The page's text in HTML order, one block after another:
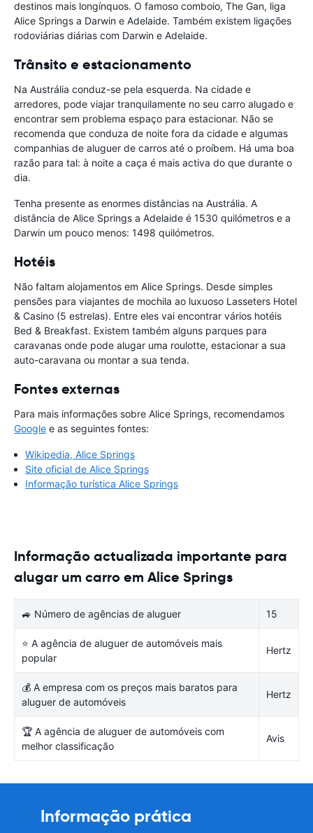
destinos mais longínquos. O famoso comboio, The Gan, liga
Alice Springs a Darwin e Adelaide. Também existem ligações
rodoviárias diárias com Darwin e Adelaide.
Trânsito e estacionamento
Na Austrália conduz-se pela esquerda. Na cidade e
arredores, pode viajar tranquilamente no seu carro alugado e
encontrar sem problema espaço para estacionar. Não se
recomenda que conduza de noite fora da cidade e algumas
companhias de aluguer de carros até o proíbem. Há uma boa
razão para tal: à noite a caça é mais activa do que durante o
dia.
Tenha presente as enormes distâncias na Austrália. A
distância de Alice Springs a Adelaide é 1530 quilómetros e a
Darwin um pouco menos: 1498 quilómetros.
Hotéis
Não faltam alojamentos em Alice Springs. Desde simples
pensões para viajantes de mochila ao luxuoso Lasseters Hotel
& Casino (5 estrelas). Entre eles vai encontrar vários hotéis
Bed & Breakfast. Existem também alguns parques para
caravanas onde pode alugar uma roulotte, estacionar a sua
auto-caravana ou montar a sua tenda.
Fontes externas
Para mais informações sobre Alice Springs, recomendamos
Google e as seguintes fontes:
Wikipedia, Alice Springs
Site oficial de Alice Springs
Informação turística Alice Springs
Informação actualizada importante para
alugar um carro em Alice Springs
🚙 Número de agências de aluguer 15
⭐ A agência de aluguer de automóveis mais
popular
Hertz
💰 A empresa com os preços mais baratos para
aluguer de automóveis
Hertz
🏆 A agência de aluguer de automóveis com
melhor classificação
Avis
Informação prática